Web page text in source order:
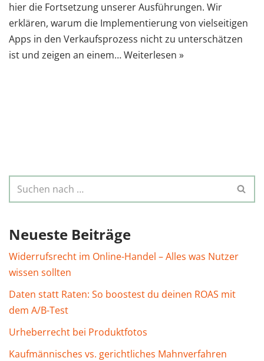
hier die Fortsetzung unserer Ausführungen. Wir
erklären, warum die Implementierung von vielseitigen
Apps in den Verkaufsprozess nicht zu unterschätzen
ist und zeigen an einem…Weiterlesen »
Neueste Beiträge
Widerrufsrecht im Online-Handel – Alles was Nutzer
wissen sollten
Daten statt Raten: So boostest du deinen ROAS mit
dem A/B-Test
Urheberrecht bei Produktfotos
Kaufmännisches vs. gerichtliches Mahnverfahren